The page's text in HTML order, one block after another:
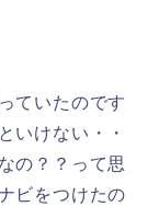
ていたのです
いけない・・
の？？って思
ビをつけたの